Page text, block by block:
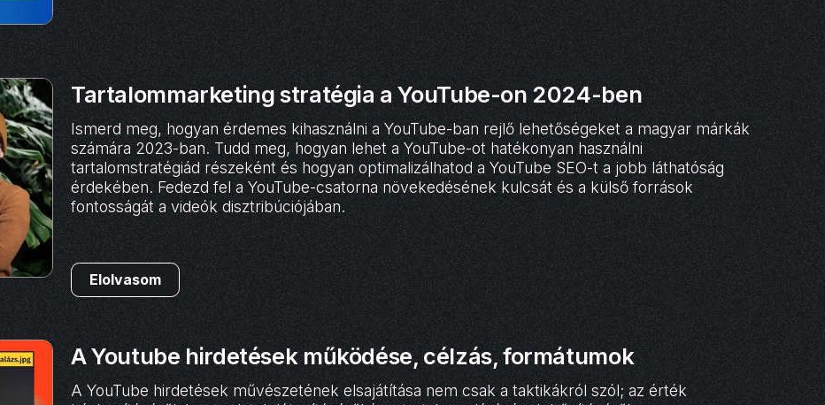
Tartalommarketing stratégia a YouTube-on 2024-ben
Ismerd meg, hogyan érdemes kihasználni a YouTube-ban rejlő lehetőségeket a magyar márkák
számára 2023-ban. Tudd meg, hogyan lehet a YouTube-ot hatékonyan használni
tartalomstratégiád részeként és hogyan optimalizálhatod a YouTube SEO-t a jobb láthatóság
érdekében. Fedezd fel a YouTube-csatorna növekedésének kulcsát és a külső források
fontosságát a videók disztribúciójában.
Elolvasom
A Youtube hirdetések működése, célzás, formátumok
A YouTube hirdetések művészetének elsajátítása nem csak a taktikákról szól; az érték